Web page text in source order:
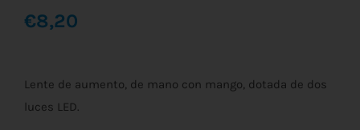
€8,20
Lente de aumento, de mano con mango, dotada de dos
luces LED.